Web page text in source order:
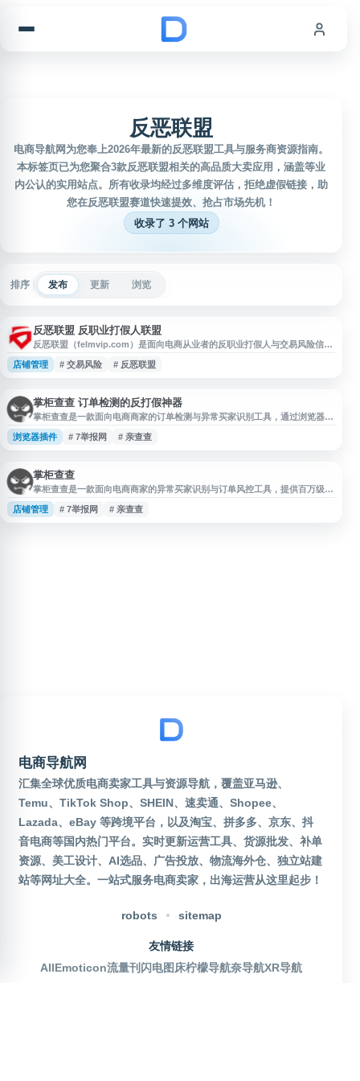
反恶联盟
电商导航网为您奉上2026年最新的反恶联盟工具与服务商资源指南。
本标签页已为您聚合3款反恶联盟相关的高品质大卖应用，涵盖等业
内公认的实用站点。所有收录均经过多维度评估，拒绝虚假链接，助
您在反恶联盟赛道快速提效、抢占市场先机！
收录了 3 个网站
排序 发布 更新 浏览
反恶联盟 反职业打假人联盟
反恶联盟（felmvip.com）是面向电商从业者的反职业打假人与交易风险信息
交流平台，覆盖淘宝、天猫、京东、苏宁、阿里巴巴等场景。网站提供职业打
假人、职业差评师、淘宝小号、信誉等相关信息查询与共享功能，数据由会员
店铺管理 # 交易风险 # 反恶联盟
掌柜查查 订单检测的反打假神器
掌柜查查是一款面向电商商家的订单检测与异常买家识别工具，通过浏览器插
件对店铺订单进行自动甄别和过滤，帮助商家排查疑似恶意买家、职业打假人
及异常账号。平台基于电商异常买家数据库，支持天猫、淘宝、京东、拼多多
浏览器插件 # 7举报网 # 亲查查
掌柜查查
掌柜查查是一款面向电商商家的异常买家识别与订单风控工具，提供百万级电
商异常买家数据库，并通过浏览器插件对店铺订单进行自动甄别、过滤和风险
提示，帮助商家排查恶意买家、职业打假人及可疑账号。平台支持淘宝、天
店铺管理 # 7举报网 # 亲查查
电商导航网
汇集全球优质电商卖家工具与资源导航，覆盖亚马逊、
Temu、TikTok Shop、SHEIN、速卖通、Shopee、
Lazada、eBay 等跨境平台，以及淘宝、拼多多、京东、抖
音电商等国内热门平台。实时更新运营工具、货源批发、补单
资源、美工设计、AI选品、广告投放、物流海外仓、独立站建
站等网址大全。一站式服务电商卖家，出海运营从这里起步！
robots sitemap
友情链接
AllEmoticon流量刊 闪电图床柠檬导航奈导航XR导航